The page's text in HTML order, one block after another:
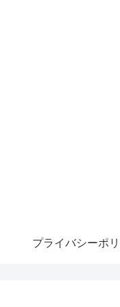
プライバシーポ